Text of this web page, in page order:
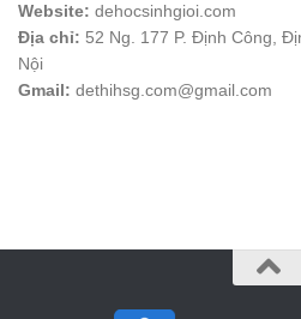
Website: dehocsinhgioi.com
Địa chỉ: 52 Ng. 177 P. Định Công,
Nội
Gmail: dethihsg.com@gmail.com